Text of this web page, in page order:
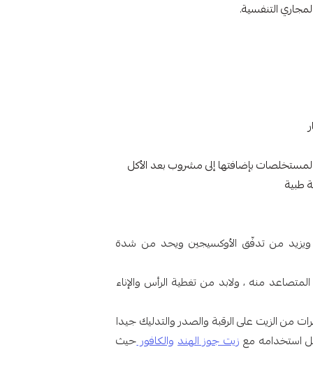
التنفسية.
بإضافتها إلى مشروب بعد الأكل
طبية
من تدفّق الأوكسيجين ويحد من شدة
منه ، ولابد من تغطية الرأس والإناء
الزيت على الرقبة والصدر والتدليك جيدا
استخدامه مع زيت جوز الهند والكافورحيث